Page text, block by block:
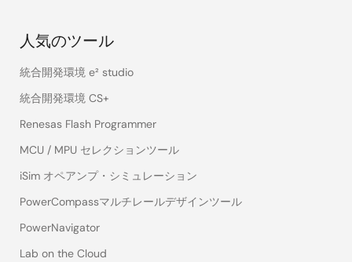
人気のツール
統合開発環境 e² studio
統合開発環境 CS+
Renesas Flash Programmer
MCU / MPU セレクションツール
iSim オペアンプ・シミュレーション
PowerCompassマルチレールデザインツール
PowerNavigator
Lab on the Cloud